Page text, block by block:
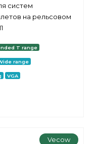
систем
на рельсовом
T range
range
VGA
Vecow